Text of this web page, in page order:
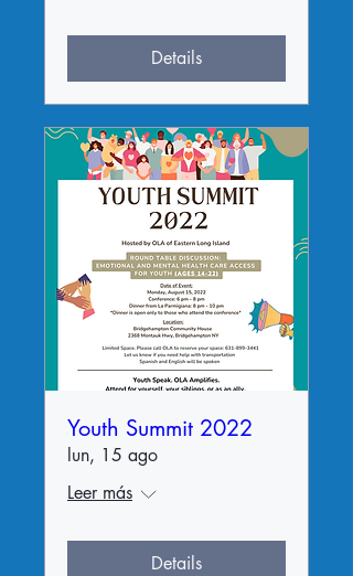
Details
Youth Summit 2022
lun, 15 ago
Leer más
Details